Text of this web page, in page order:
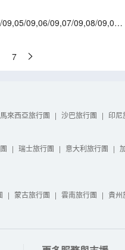
09,05/09,06/09,07/09,08/09,09/0
7
馬來西亞旅行團 | 沙巴旅行團 | 印尼
| 瑞士旅行團 | 意大利旅行團 |
| 蒙古旅行團 | 雲南旅行團 | 貴州